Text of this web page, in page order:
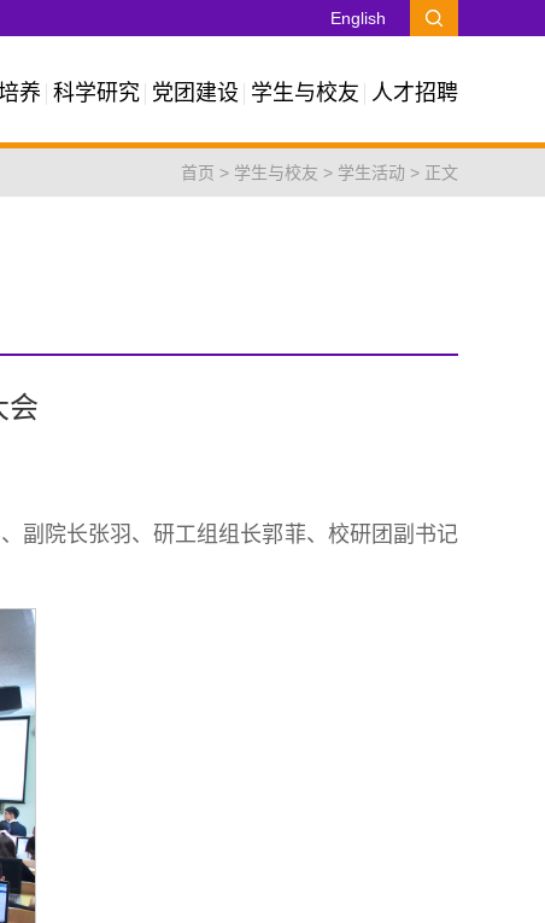
English
养 科学研究 党团建设 学生与校友 人才招聘
首页 > 学生与校友 > 学生活动 > 正文
会
副院长张羽、研工组组长郭菲、校研团副书记